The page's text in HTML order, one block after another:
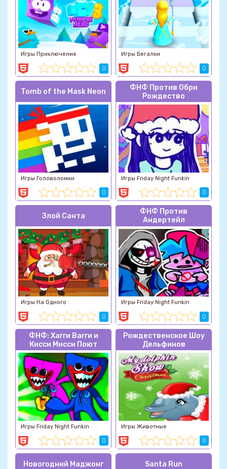
Игры Приключения
0
Игры Бегалки
0
Tomb of the Mask Neon
Игры Головоломки
0
ФНФ Против Обри
Рождество
Игры Friday Night Funkin
0
Злой Санта
Игры На Одного
0
ФНФ Против
Андертейл
Игры Friday Night Funkin
0
ФНФ: Хагги Вагги и
Кисси Мисси Поют
Игры Friday Night Funkin
0
Рождественское Шоу
Дельфинов
Игры Животные
0
Новогодний Маджонг Santa Run